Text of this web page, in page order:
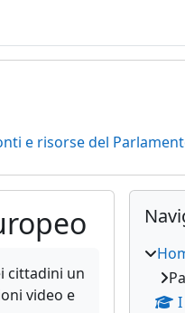
e risorse del
cittadini un
video e
Salta